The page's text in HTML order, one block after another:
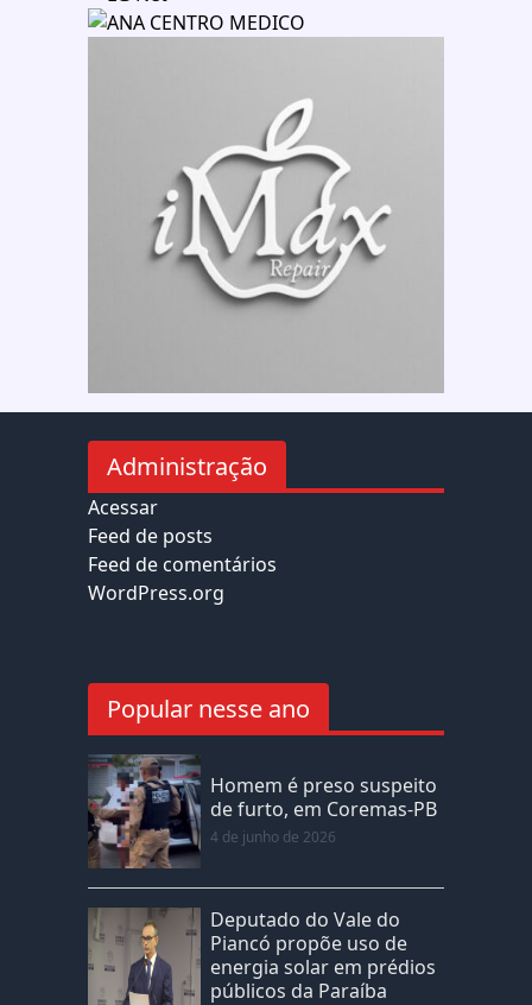
Administração
Acessar
Feed de posts
Feed de comentários
WordPress.org
Popular nesse ano
Homem é preso suspeito
de furto, em Coremas-PB
4 de junho de 2026
Deputado do Vale do
Piancó propõe uso de
energia solar em prédios
públicos da Paraíba